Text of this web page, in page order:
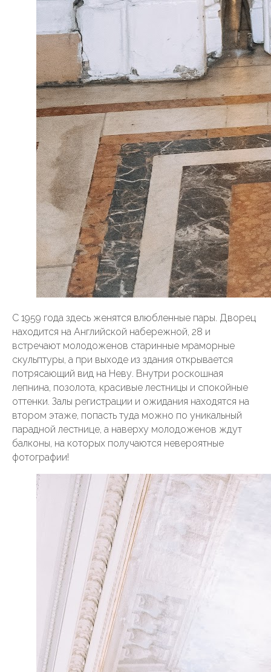
С 1959 года здесь женятся влюбленные пары. Дворец
находится на Английской набережной, 28 и
встречают молодоженов старинные мраморные
скульптуры, а при выходе из здания открывается
потрясающий вид на Неву. Внутри роскошная
лепнина, позолота, красивые лестницы и спокойные
оттенки. Залы регистрации и ожидания находятся на
втором этаже, попасть туда можно по уникальный
парадной лестнице, а наверху молодоженов ждут
балконы, на которых получаются невероятные
фотографии!